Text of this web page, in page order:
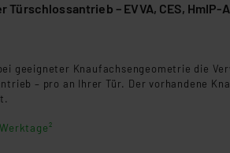
– EVVA, CES, HmIP-
geeigneter Knaufachsengeometrie die
– pro an Ihrer Tür. Der vorhandene